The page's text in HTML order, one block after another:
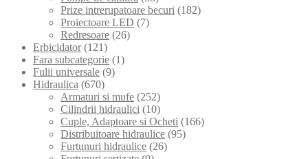
Prize intrerupatoare becuri (182)
Proiectoare LED (7)
Redresoare (26)
Erbicidator (121)
Fara subcategorie (1)
Fulii universale (9)
Hidraulica (670)
Armaturi si mufe (252)
Cilindrii hidraulici (10)
Cuple, Adaptoare si Ocheti (166)
Distribuitoare hidraulice (95)
Furtunuri hidraulice (26)